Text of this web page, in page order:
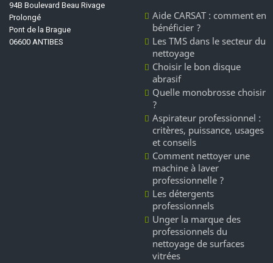
94B Boulevard Beau Rivage
Prolongé
Pont de la Brague
06600 ANTIBES
Aide CARSAT : comment en
bénéficier ?
Les TMS dans le secteur du
nettoyage
Choisir le bon disque
abrasif
Quelle monobrosse choisir
?
Aspirateur professionnel :
critères, puissance, usages
et conseils
Comment nettoyer une
machine à laver
professionnelle ?
Les détergents
professionnels
Unger la marque des
professionnels du
nettoyage de surfaces
vitrées